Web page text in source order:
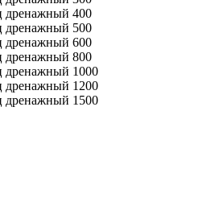
дренажный 400
дренажный 500
дренажный 600
дренажный 800
дренажный 1000
дренажный 1200
дренажный 1500